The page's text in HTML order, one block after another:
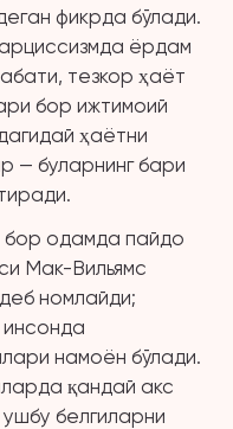
фикрда бўлади.
ёрдам
тезкор ҳаёт
бор ижтимоий
ҳаётни
— буларнинг бари
бор одамда пайдо
Мак-Вильямс
номлайди;
инсонда
намоён бўлади.
қандай акс
белгиларни